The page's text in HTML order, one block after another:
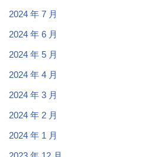
2024 年 7 月
2024 年 6 月
2024 年 5 月
2024 年 4 月
2024 年 3 月
2024 年 2 月
2024 年 1 月